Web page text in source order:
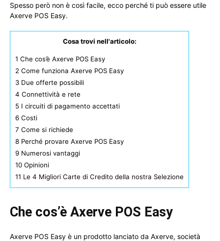
Spesso però non è così facile, ecco perché ti può essere utile
Axerve POS Easy.
Cosa trovi nell'articolo:
1 Che cos’è Axerve POS Easy
2 Come funziona Axerve POS Easy
3 Due offerte possibili
4 Connettività e rete
5 I circuiti di pagamento accettati
6 Costi
7 Come si richiede
8 Perché provare Axerve POS Easy
9 Numerosi vantaggi
10 Opinioni
11 Le 4 Migliori Carte di Credito della nostra Selezione
Che cos’è Axerve POS Easy
Axerve POS Easy è un prodotto lanciato da Axerve, società